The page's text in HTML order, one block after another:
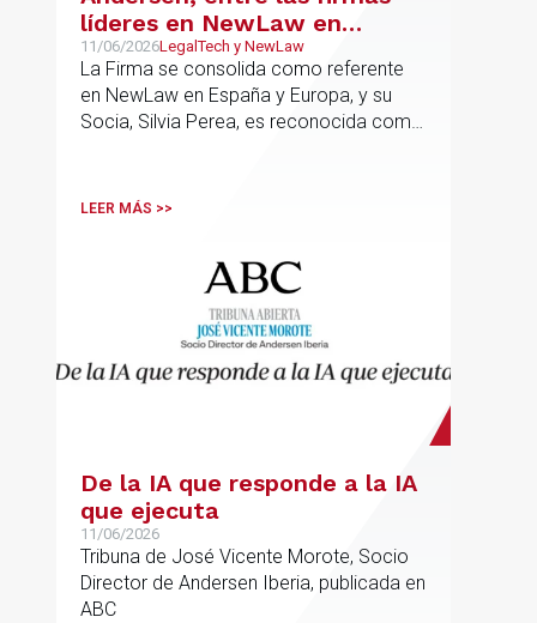
líderes en NewLaw en
España y Europa
11/06/2026LegalTech y NewLaw
La Firma se consolida como referente
en NewLaw en España y Europa, y su
Socia, Silvia Perea, es reconocida como
LEER MÁS >>
De la IA que responde a la IA
que ejecuta
11/06/2026
Tribuna de José Vicente Morote, Socio
Director de Andersen Iberia, publicada en
ABC